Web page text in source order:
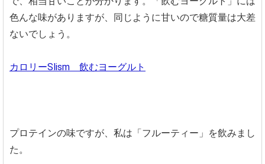
色んな味がありますが、同じように甘いので糖質量は大差
ないでしょう。
カロリーSlism 飲むヨーグルト
プロテインの味ですが、私は「フルーティー」を飲みまし
た。